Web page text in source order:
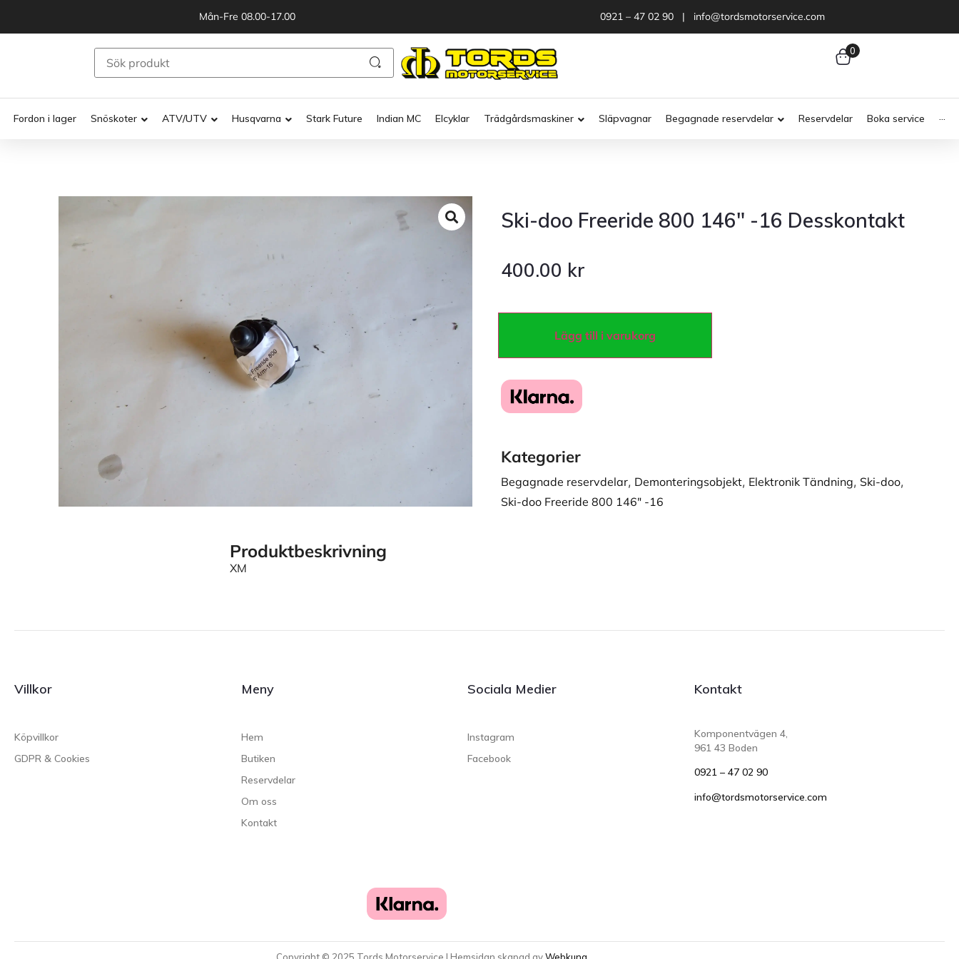
Mån-Fre 08.00-17.00 0921 – 47 02 90 | info@tordsmotorservice.com
0
Fordon i lager Snöskoter ATV/UTV Husqvarna Stark Future Indian MC Elcyklar Trädgårdsmaskiner Släpvagnar Begagnade reservdelar Reservdelar Boka service ···
Ski-doo Freeride 800 146″ -16 Desskontakt
400.00 kr
Lägg till i varukorg
Kategorier
Begagnade reservdelar, Demonteringsobjekt, Elektronik Tändning, Ski-doo,
Ski-doo Freeride 800 146" -16
Produktbeskrivning
XM
Villkor
Köpvillkor
GDPR & Cookies
Meny
Hem
Butiken
Reservdelar
Om oss
Kontakt
Sociala Medier
Instagram
Facebook
Kontakt
Komponentvägen 4,
961 43 Boden
0921 – 47 02 90
info@tordsmotorservice.com